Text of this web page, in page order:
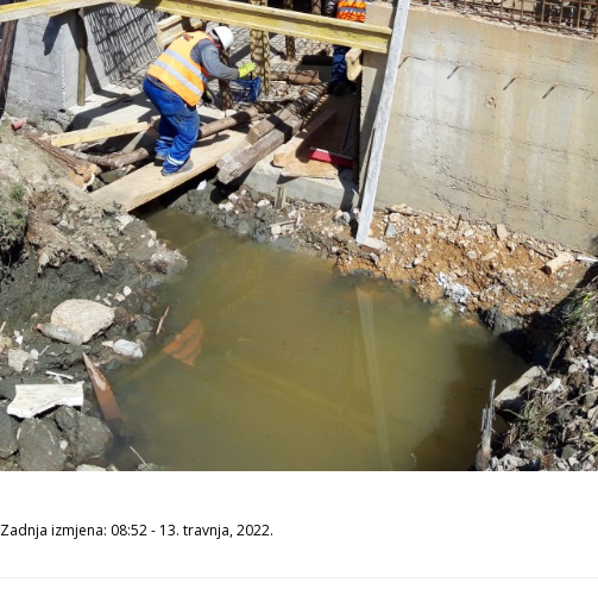
Zadnja izmjena: 08:52 - 13. travnja, 2022.